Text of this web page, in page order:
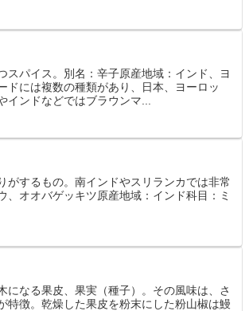
スパイス。別名：辛子原産地域：インド、ヨ
ドには複数の種類があり、日本、ヨーロッ
インドなどではブラウンマ...
がするもの。南インドやスリランカでは非常
オオバゲッキツ原産地域：インド科目：ミ
なる果皮、果実（種子）。その風味は、さ
特徴。乾燥した果皮を粉末にした粉山椒は鰻